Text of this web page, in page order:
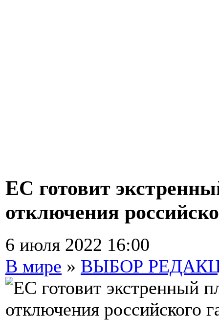
ЕС готовит
отключения
6 июля 2022 16:00
В мире » ВЫБОР